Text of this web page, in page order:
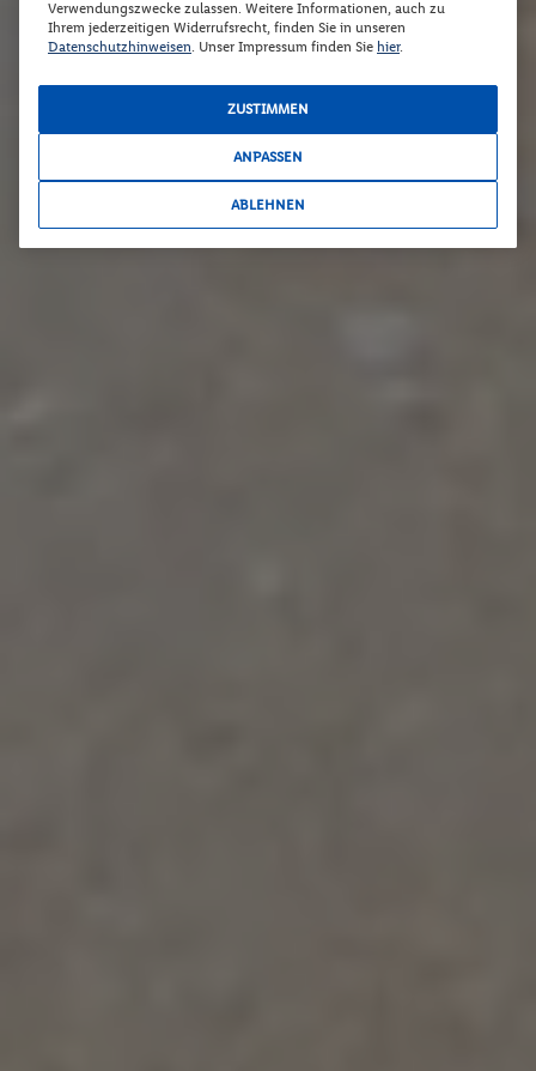
Verwendungszwecke zulassen. Weitere Informationen, auch zu
Ihrem jederzeitigen Widerrufsrecht, finden Sie in unseren
Datenschutzhinweisen. Unser Impressum finden Sie hier.
ZUSTIMMEN
ANPASSEN
ABLEHNEN